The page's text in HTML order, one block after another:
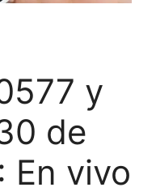
y
de
En vivo